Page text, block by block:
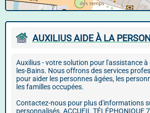
AUXILIUS AIDE À LA
Auxilius - votre solution pour l'assistance à
les-Bains. Nous offrons des services
pour aider les personnes âgées, les
les familles occupées.
Contactez-nous pour plus d'informations
personnalisés. ACCUEIL TÉLÉPHONIQUE